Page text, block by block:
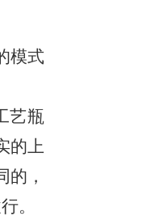
模式
艺瓶
的上
，
。